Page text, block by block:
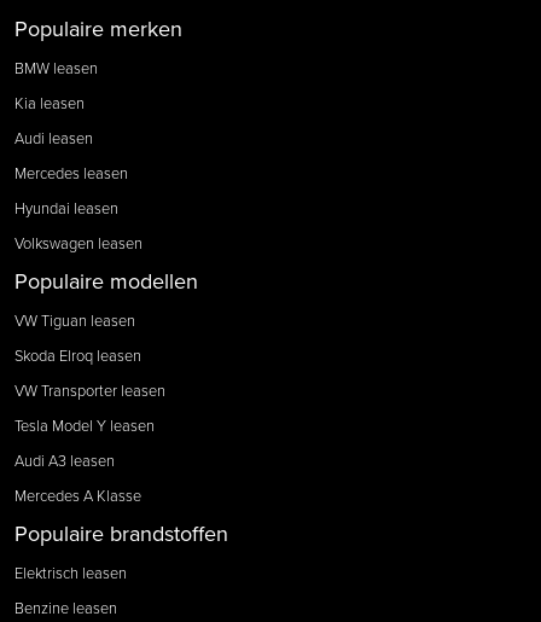
Populaire merken
BMW leasen
Kia leasen
Audi leasen
Mercedes leasen
Hyundai leasen
Volkswagen leasen
Populaire modellen
VW Tiguan leasen
Skoda Elroq leasen
VW Transporter leasen
Tesla Model Y leasen
Audi A3 leasen
Mercedes A Klasse
Populaire brandstoffen
Elektrisch leasen
Benzine leasen